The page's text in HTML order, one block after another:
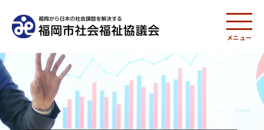
メニュー